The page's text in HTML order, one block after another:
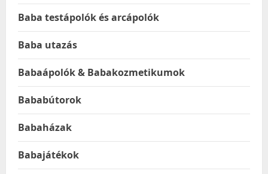
Baba testápolók és arcápolók
Baba utazás
Babaápolók & Babakozmetikumok
Bababútorok
Babaházak
Babajátékok